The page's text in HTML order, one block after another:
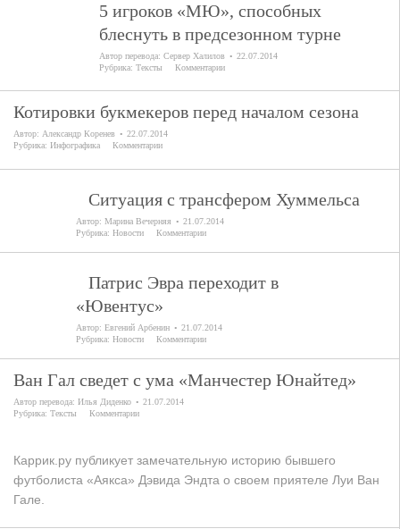
5 игроков «МЮ», способных
блеснуть в предсезонном турне
Автор перевода:Сервер Халилов
22.07.2014
Рубрика:Тексты Комментарии
Котировки букмекеров перед началом сезона
Автор: Александр Коренев
22.07.2014
Рубрика: Инфографика Комментарии
Ситуация с трансфером Хуммельса
Автор: Марина Вечерняя
21.07.2014
Рубрика: Новости Комментарии
Патрис Эвра переходит в
«Ювентус»
Автор: Евгений Арбенин
21.07.2014
Рубрика: Новости Комментарии
Ван Гал сведет с ума «Манчестер Юнайтед»
Автор перевода: Илья Диденко
21.07.2014
Рубрика: Тексты Комментарии
Каррик.ру публикует замечательную историю бывшего
футболиста «Аякса» Дэвида Эндта о своем приятеле Луи Ван
Гале.